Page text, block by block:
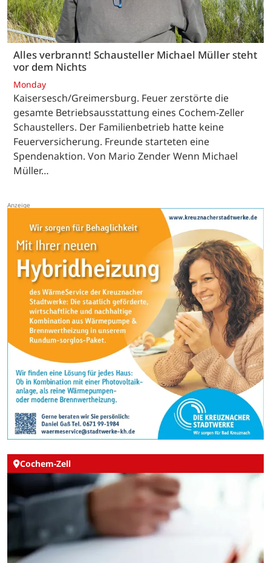
Alles verbrannt! Schausteller Michael Müller steht
vor dem Nichts
Monday
Kaisersesch/Greimersburg. Feuer zerstörte die
gesamte Betriebsausstattung eines Cochem-Zeller
Schaustellers. Der Familienbetrieb hatte keine
Feuerversicherung. Freunde starteten eine
Spendenaktion. Von Mario Zender Wenn Michael
Müller…
Cochem-Zell